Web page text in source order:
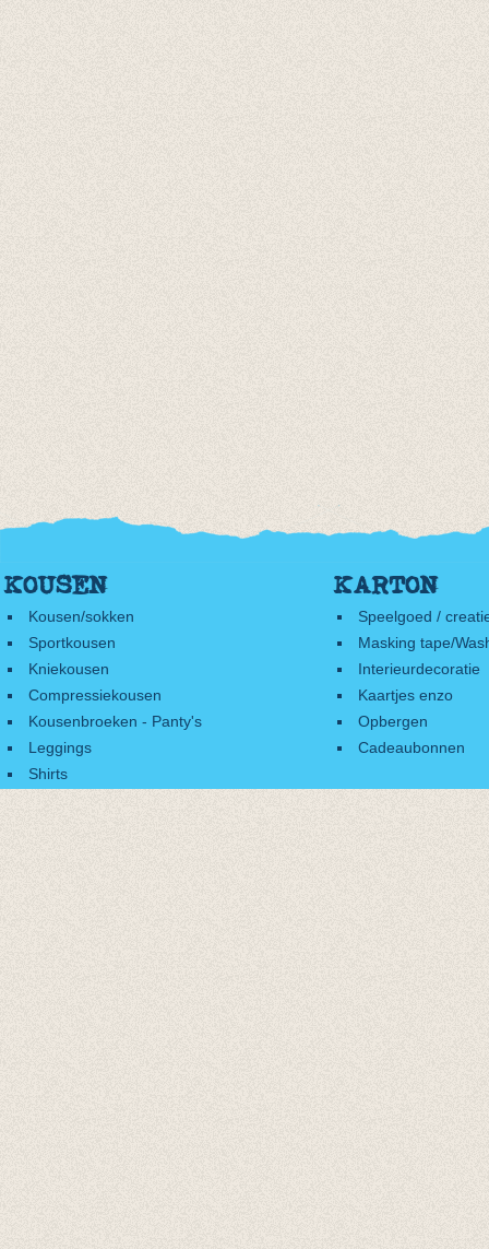
KOUSEN
Kousen/sokken
Sportkousen
Kniekousen
Compressiekousen
Kousenbroeken - Panty's
Leggings
Shirts
KARTON
Speelgoed /
Masking tape/
Interieurdecoratie
Kaartjes enzo
Opbergen
Cadeaubonnen